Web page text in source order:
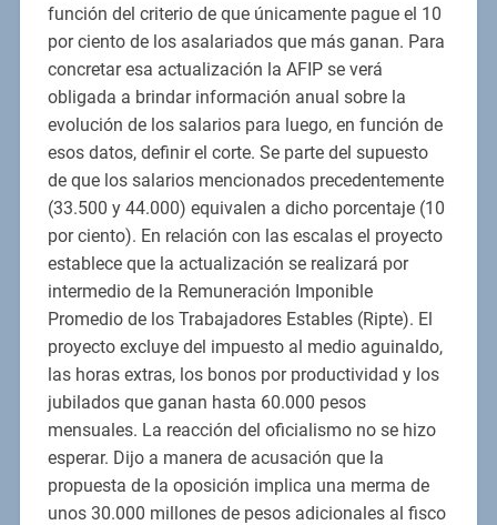
función del criterio de que únicamente pague el 10
por ciento de los asalariados que más ganan. Para
concretar esa actualización la AFIP se verá
obligada a brindar información anual sobre la
evolución de los salarios para luego, en función de
esos datos, definir el corte. Se parte del supuesto
de que los salarios mencionados precedentemente
(33.500 y 44.000) equivalen a dicho porcentaje (10
por ciento). En relación con las escalas el proyecto
establece que la actualización se realizará por
intermedio de la Remuneración Imponible
Promedio de los Trabajadores Estables (Ripte). El
proyecto excluye del impuesto al medio aguinaldo,
las horas extras, los bonos por productividad y los
jubilados que ganan hasta 60.000 pesos
mensuales. La reacción del oficialismo no se hizo
esperar. Dijo a manera de acusación que la
propuesta de la oposición implica una merma de
unos 30.000 millones de pesos adicionales al fisco